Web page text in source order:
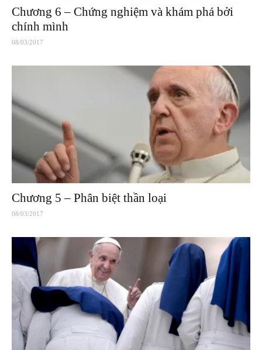
Chương 6 – Chứng nghiệm và khám phá bởi
chính mình
08/03/2017
Chương 5 – Phân biệt thần loại
08/03/2017